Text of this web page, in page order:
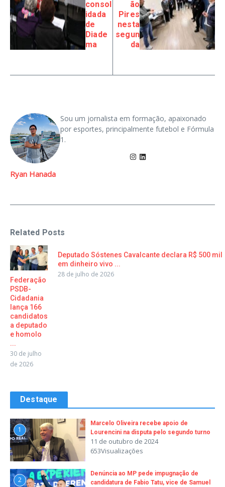
consol
idada
de
Diade
ma
ão
Pires
nesta
segun
da
Ryan Hanada
Sou um jornalista em formação, apaixonado
por esportes, principalmente futebol e Fórmula
1.
Related Posts
Federação
PSDB-
Cidadania
lança 166
candidatos
a deputado
e homolo
...
30 de julho
de 2026
Deputado Sóstenes Cavalcante declara R$ 500 mil
em dinheiro vivo ...
28 de julho de 2026
Destaque
1
Marcelo Oliveira recebe apoio de
Lourencini na disputa pelo segundo turno
11 de outubro de 2024
653Visualizações
2
Denúncia ao MP pede impugnação de
candidatura de Fabio Tatu, vice de Samuel